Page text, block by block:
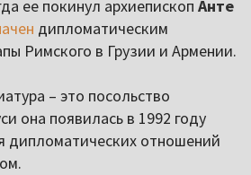
ее покинул архиепископ Анте
дипломатическим
Римского в Грузии и Армении.
– это посольство
она появилась в 1992 году
дипломатических отношений